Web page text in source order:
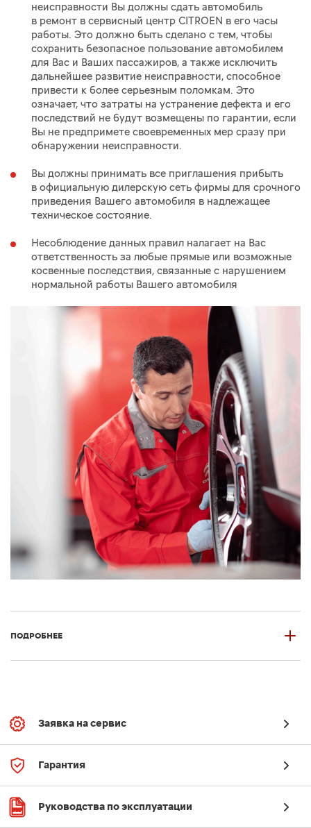
неисправности Вы должны сдать автомобиль
в ремонт в сервисный центр CITROEN в его часы
работы. Это должно быть сделано с тем, чтобы
сохранить безопасное пользование автомобилем
для Вас и Ваших пассажиров, а также исключить
дальнейшее развитие неисправности, способное
привести к более серьезным поломкам. Это
означает, что затраты на устранение дефекта и его
последствий не будут возмещены по гарантии, если
Вы не предпримете своевременных мер сразу при
обнаружении неисправности.
Вы должны принимать все приглашения прибыть
в официальную дилерскую сеть фирмы для срочного
приведения Вашего автомобиля в надлежащее
техническое состояние.
Несоблюдение данных правил налагает на Вас
ответственность за любые прямые или возможные
косвенные последствия, связанные с нарушением
нормальной работы Вашего автомобиля
ПОДРОБНЕЕ
Заявка на сервис
Гарантия
Руководства по эксплуатации